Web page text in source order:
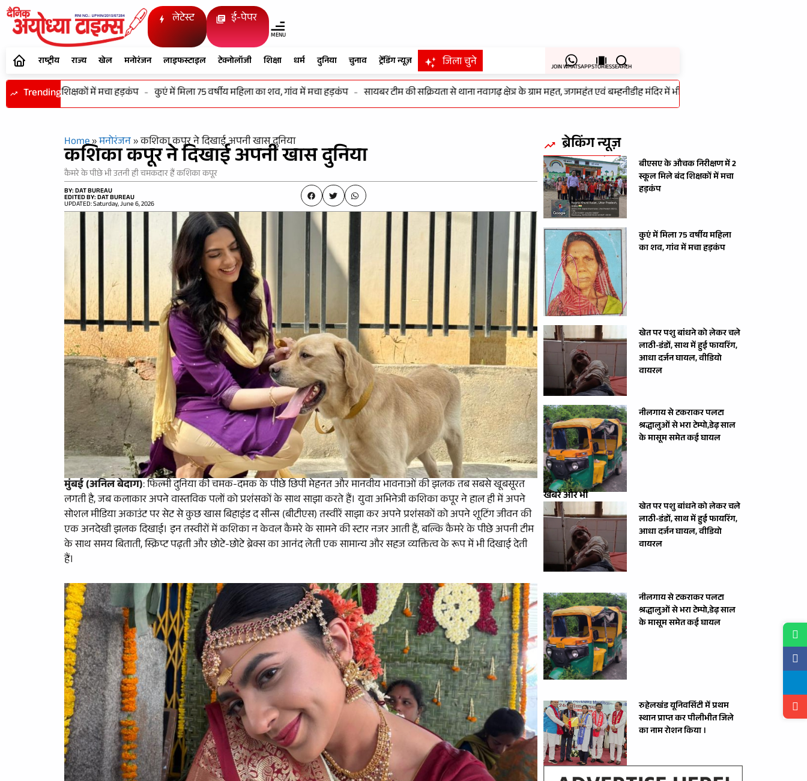
लेटेस्ट ई-पेपर
MENU
राष्ट्रीय राज्य खेल मनोरंजन लाइफस्टाइल टेक्नोलॉजी शिक्षा धर्म दुनिया चुनाव ट्रेंडिंग न्यूज़ जिला चुने JOIN WHATSAPPSTORIESSEARCH
Trending
बंद शिक्षकों में मचा हड़कंप - कुएं में मिला 75 वर्षीय महिला का शव, गांव में मचा हड़कंप - सायबर टीम की सक्रियता से थाना नवागढ़ क्षेत्र के ग्राम महत, जगमहंत एवं बम्हनीडीह मंदिर में भी हुई थी चोरी का 48 घंटे के भीतर हुआ खुलासा
Home»मनोरंजन»कशिका कपूर ने दिखाई अपनी खास दुनिया
कशिका कपूर ने दिखाई अपनी खास दुनिया
कैमरे के पीछे भी उतनी ही चमकदार हैं कशिका कपूर
BY: DAT BUREAU
EDITED BY: DAT BUREAU
UPDATED: Saturday, June 6, 2026
मुंबई (अनिल बेदाग): फिल्मी दुनिया की चमक-दमक के पीछे छिपी मेहनत और मानवीय भावनाओं की झलक तब सबसे खूबसूरत
लगती है, जब कलाकार अपने वास्तविक पलों को प्रशंसकों के साथ साझा करते हैं। युवा अभिनेत्री कशिका कपूर ने हाल ही में अपने
सोशल मीडिया अकाउंट पर सेट से कुछ खास बिहाइंड द सीन्स (बीटीएस) तस्वीरें साझा कर अपने प्रशंसकों को अपने शूटिंग जीवन की
एक अनदेखी झलक दिखाई। इन तस्वीरों में कशिका न केवल कैमरे के सामने की स्टार नजर आती हैं, बल्कि कैमरे के पीछे अपनी टीम
के साथ समय बिताती, स्क्रिप्ट पढ़ती और छोटे-छोटे ब्रेक्स का आनंद लेती एक सामान्य और सहज व्यक्तित्व के रूप में भी दिखाई देती
हैं।
ब्रेकिंग न्यूज़
बीएसए के औचक निरीक्षण में 2
स्कूल मिले बंद शिक्षकों में मचा
हड़कंप
कुएं में मिला 75 वर्षीय महिला
का शव, गांव में मचा हड़कंप
खेत पर पशु बांधने को लेकर चले
लाठी-डंडों, साथ में हुई फायरिंग,
आधा दर्जन घायल, वीडियो
वायरल
नीलगाय से टकराकर पलटा
श्रद्धालुओं से भरा टेम्पो,डेढ़ साल
के मासूम समेत कई घायल
खबरें और भी
खेत पर पशु बांधने को लेकर चले
लाठी-डंडों, साथ में हुई फायरिंग,
आधा दर्जन घायल, वीडियो
वायरल
नीलगाय से टकराकर पलटा
श्रद्धालुओं से भरा टेम्पो,डेढ़ साल
के मासूम समेत कई घायल
रुहेलखंड यूनिवर्सिटी में प्रथम
स्थान प्राप्त कर पीलीभीत जिले
का नाम रोशन किया ।